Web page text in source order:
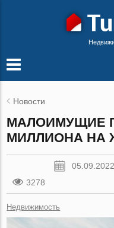
Новости
МАЛОИМУЩИЕ
МИЛЛИОНА НА
3278
Недвижимость